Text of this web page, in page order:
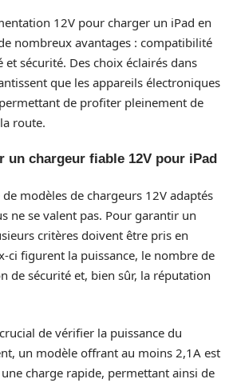
12V pour charger un iPad en
nombreux avantages : compatibilité
sécurité. Des choix éclairés dans
que les appareils électroniques
de profiter pleinement de
route.
un chargeur fiable 12V pour iPad
modèles de chargeurs 12V adaptés
ne se valent pas. Pour garantir un
critères doivent être pris en
ci figurent la puissance, le nombre de
de sécurité et, bien sûr, la réputation
de vérifier la puissance du
un modèle offrant au moins 2,1A est
charge rapide, permettant ainsi de